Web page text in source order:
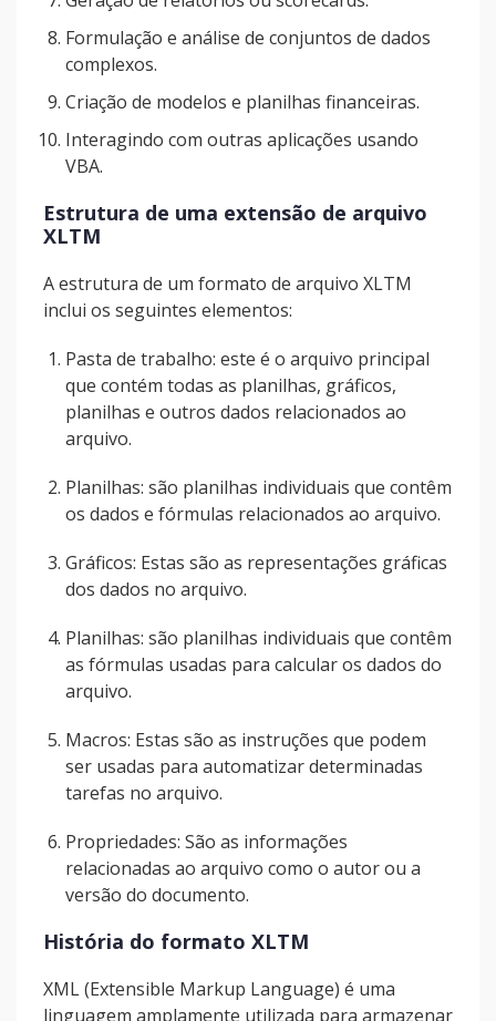
Formulação e análise de conjuntos de dados
complexos.
Criação de modelos e planilhas financeiras.
Interagindo com outras aplicações usando
VBA.
Estrutura de uma extensão de arquivo
XLTM
A estrutura de um formato de arquivo XLTM
inclui os seguintes elementos:
Pasta de trabalho: este é o arquivo principal
que contém todas as planilhas, gráficos,
planilhas e outros dados relacionados ao
arquivo.
Planilhas: são planilhas individuais que contêm
os dados e fórmulas relacionados ao arquivo.
Gráficos: Estas são as representações gráficas
dos dados no arquivo.
Planilhas: são planilhas individuais que contêm
as fórmulas usadas para calcular os dados do
arquivo.
Macros: Estas são as instruções que podem
ser usadas para automatizar determinadas
tarefas no arquivo.
Propriedades: São as informações
relacionadas ao arquivo como o autor ou a
versão do documento.
História do formato XLTM
XML (Extensible Markup Language) é uma
linguagem amplamente utilizada para armazenar